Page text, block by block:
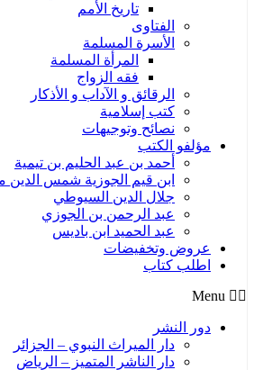
تاريخ الأمم
الفتاوى
الأسرة المسلمة
المرأة المسلمة
فقه الزواج
الرقائق و الآداب و الأذكار
كتب إسلامية
نصائح وتوجيهات
مؤلفو الكتب
أحمد بن عبد الحليم بن تيمية
ابن قيم الجوزية شمس الدين
جلال الدين السيوطي
عبد الرحمن بن الجوزي
عبد الحميد ابن باديس
عروض وتخفيضات
اطلب كتاب
Menu
دور النشر
دار الميراث النبوي – الجزائر
دار الناشر المتميز – الرياض